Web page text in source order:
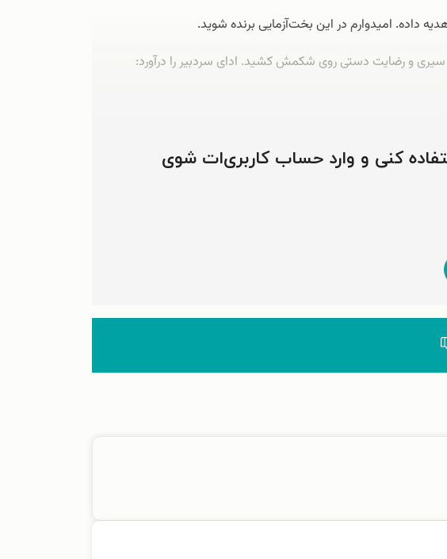
سر سیری و رضایت دستی روی شکمش کشید. ادای سردبیر را درآورد:
کنی و وارد حساب کاربری‌ات شوی